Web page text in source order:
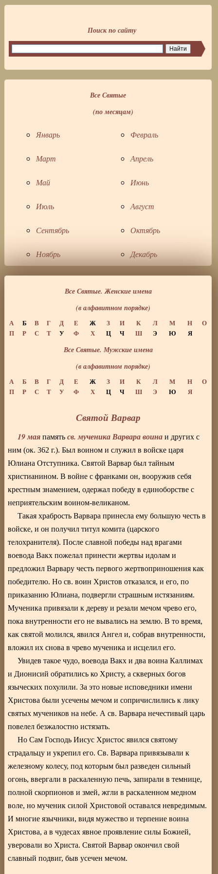
Все Святые
(по месяцам)
Январь Февраль
Март Апрель
Май Июнь
Июль Август
Сентябрь Октябрь
Ноябрь Декабрь
Все Святые. Женские имена
(в алфавитном порядке)
А Б В Г Д Е Ж З И К Л М Н
О
П
Р С Т У Ф Х Ц Ч Ш Э Ю Я
Все Святые. Мужские имена
(в алфавитном порядке)
А Б В Г Д Е Ж З И К Л М Н
О
П
Р С Т У Ф Х Ц Ч Ш Э Ю Я
Святой Варвар
19 мая памятьсв. мученика Варвара воина и других с
ним (ок. 362 г.). Был воином и служил в войске царя
Юлиана Отступника. Святой Варвар был тайным
христианином. В войне с франками он, вооружив себя
крестным знамением, одержал победу в единоборстве с
неприятельским воином-великаном.
Такая храбрость Варвара принесла ему большую честь в
войске, и он получил титул комита (царского
телохранителя). После славной победы над врагами
воевода Вакх пожелал принести жертвы идолам и
предложил Варвару честь первого жертвоприношения как
победителю. Но св. воин Христов отказался, и его, по
приказанию Юлиана, подвергли страшным истязаниям.
Мученика привязали к дереву и резали мечом чрево его,
пока внутренности его не вывались на землю. В то время,
как святой молился, явился Ангел и, собрав внутренности,
вложил их снова в чрево мученика и исцелил его.
Увидев такое чудо, воевода Вакх и два воина Каллимах
и Дионисий обратились ко Христу, а скверных богов
языческих похулили. За это новые исповедники имени
Христова были усечены мечом и сопричислились к лику
святых мучеников на небе. А св. Варвара нечестивый царь
повелел безжалостно истязать.
Но Сам Господь Иисус Христос явился святому
страдальцу и укрепил его. Св. Варвара привязывали к
железному колесу, под которым был разведен сильный
огонь, ввергали в раскаленную печь, запирали в темнице,
полной скорпионов и змей, жгли в раскаленном медном
воле, но мученик силой Христовой оставался невредимым.
И многие язычники, видя мужество и терпение воина
Христова, а в чудесах явное проявление силы Божией,
уверовали во Христа. Святой Варвар окончил свой
славный подвиг, быв усечен мечом.
Поиск по сайту